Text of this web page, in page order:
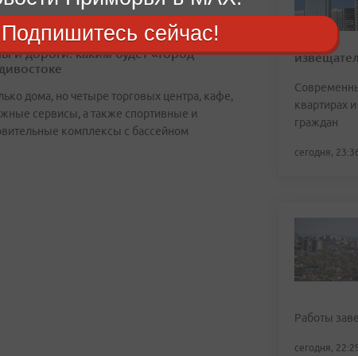
и дороги: каким будет «Город
дома, но четыре торговых центра, кафе,
сервисы, а также спортивные и
комплексы с бассейном
квартирах
граждан
сегодня,
Работы
сегодня,
Подпишитесь сейчас!